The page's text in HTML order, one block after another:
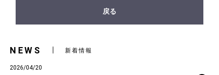
戻る
NEWS 新着情報
2026/04/20